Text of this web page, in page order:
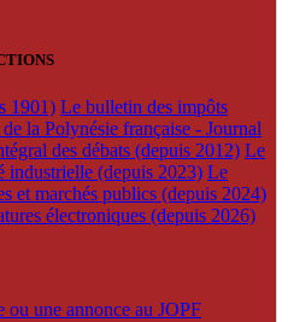
1901) Le bulletin des impôts
la Polynésie française - Journal
des débats (depuis 2012) Le
industrielle (depuis 2023) Le
et marchés publics (depuis 2024)
électroniques (depuis 2026)
une annonce au JOPF